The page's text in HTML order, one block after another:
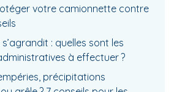
votre camionnette contre
: quelles sont les
à effectuer ?
précipitations